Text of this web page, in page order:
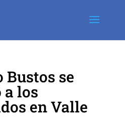
Bustos se
a los
en Valle